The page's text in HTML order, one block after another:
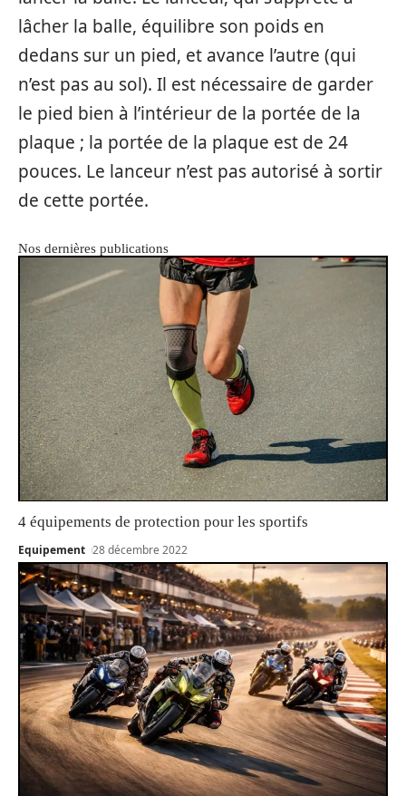
lâcher la balle, équilibre son poids en
dedans sur un pied, et avance l’autre (qui
n’est pas au sol). Il est nécessaire de garder
le pied bien à l’intérieur de la portée de la
plaque ; la portée de la plaque est de 24
pouces. Le lanceur n’est pas autorisé à sortir
de cette portée.
Nos dernières publications
4 équipements de protection pour les sportifs
Equipement 28 décembre 2022